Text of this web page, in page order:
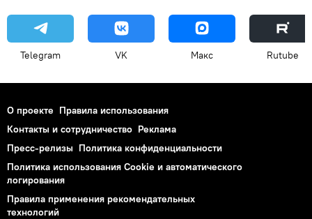
Telegram VK Макс Rutube
О проекте Правила использования
Контакты и сотрудничество Реклама
Пресс-релизы Политика конфиденциальности
Политика использования Cookie и автоматического
логирования
Правила применения рекомендательных
технологий